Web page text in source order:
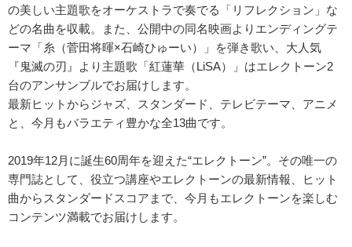
の美しい主題歌をオーケストラで奏でる「リフレクション」な
どの名曲を収載。また、公開中の同名映画よりエンディングテ
ーマ「糸（菅田将暉×石崎ひゅーい）」を弾き歌い、大人気
『鬼滅の刃』より主題歌「紅蓮華（LiSA）」はエレクトーン2
台のアンサンブルでお届けします。
最新ヒットからジャズ、スタンダード、テレビテーマ、アニメ
と、今月もバラエティ豊かな全13曲です。
2019年12月に誕生60周年を迎えた“エレクトーン”。その唯一の
専門誌として、役立つ講座やエレクトーンの最新情報、ヒット
曲からスタンダードスコアまで、今月もエレクトーンを楽しむ
コンテンツ満載でお届けします。